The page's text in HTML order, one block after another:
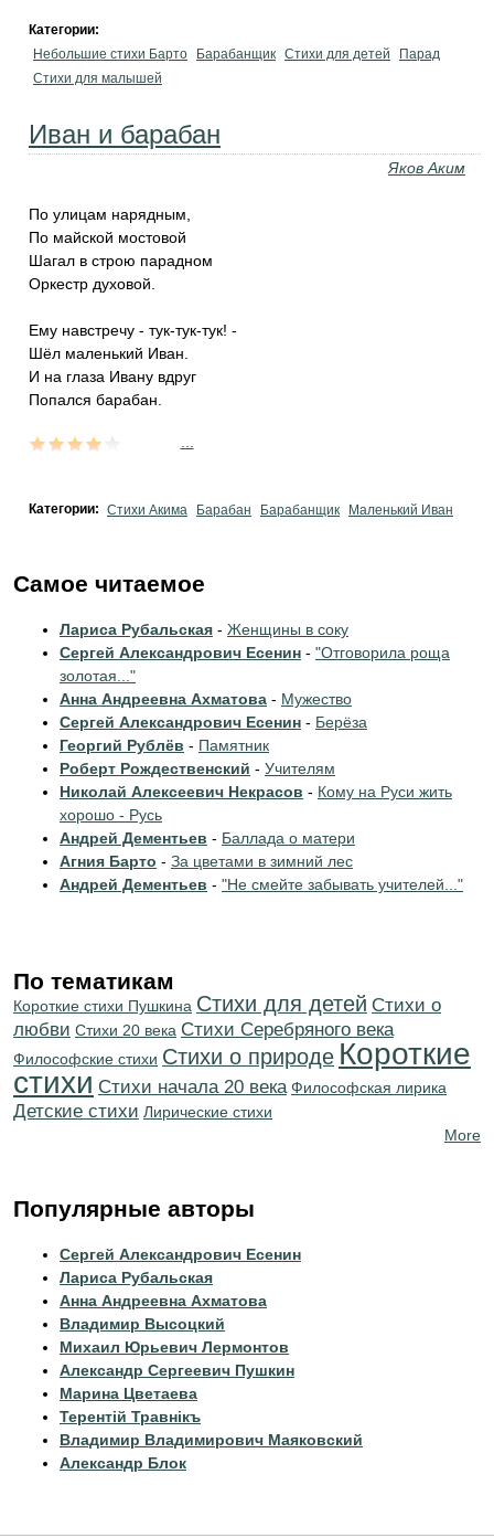
Категории:
Небольшие стихи Барто
Барабанщик Стихи для детей
Парад
Стихи для малышей
Иван и барабан
Яков Аким
По улицам нарядным,
По майской мостовой
Шагал в строю парадном
Оркестр духовой.
Ему навстречу - тук-тук-тук! -
Шёл маленький Иван.
И на глаза Ивану вдруг
Попался барабан.
Категории: Стихи Акима Барабан Барабанщик Маленький Иван
Самое читаемое
Лариса Рубальская - Женщины в соку
Сергей Александрович Есенин - "Отговорила роща
золотая..."
Анна Андреевна Ахматова - Мужество
Сергей Александрович Есенин - Берёза
Георгий Рублёв - Памятник
Роберт Рождественский - Учителям
Николай Алексеевич Некрасов - Кому на Руси жить
хорошо - Русь
Андрей Дементьев - Баллада о матери
Агния Барто - За цветами в зимний лес
Андрей Дементьев - "Не смейте забывать учителей..."
По тематикам
Короткие стихи Пушкина Стихи для детей Стихи о
любви Стихи 20 века Cтихи Серебряного века
Философские стихи Стихи о природе Короткие
стихи Cтихи начала 20 века Философская лирика
Детские стихи Лирические стихи
More
Популярные авторы
Сергей Александрович Есенин
Лариса Рубальская
Анна Андреевна Ахматова
Владимир Высоцкий
Михаил Юрьевич Лермонтов
Александр Сергеевич Пушкин
Марина Цветаева
Терентiй Травнiкъ
Владимир Владимирович Маяковский
Александр Блок